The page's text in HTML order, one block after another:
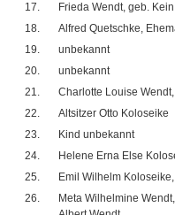
Frieda Wendt, geb.
Alfred Quetschke,
unbekannt
unbekannt
Charlotte Louise
Altsitzer Otto Koloseike
Kind unbekannt
Helene Erna Else
Emil Wilhelm
Meta Wilhelmine